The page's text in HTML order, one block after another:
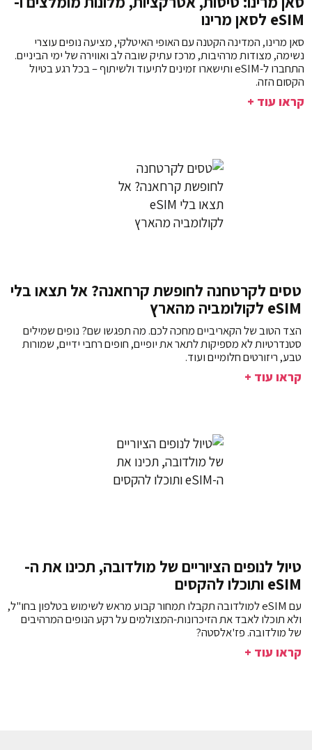
eSIM לסאן מרינו
סאן מרינו, המדינה הקטנה עם האופי האיטלקי, מציעה נופים עוצרי
נשימה, מצודות מרהיבות, מרכז עתיק שובה לב ואווירה של ימי הביניים.
התחברו ל-eSIM ותישארו זמינים לתיעוד ולשיתוף – בכל רגע בטיול
הקסום הזה.
קראו עוד +
טסים לקרטחנה לחופשת קרחאנה? אל תצאו בלי
eSIM לקולומביה מהארץ
הצד הטוב של הקאריביים מחכה לכם. מה תפגשו שם? נופים שמילים
סטנדרטיות לא מספיקות לתאר את יופיים, חופים רחבי ידיים, שמורות
טבע, ריזורטים חלומיים ועוד.
קראו עוד +
טיול לנופים הציוריים של מולדובה, תכינו את ה-
eSIM ותוכלו להקסים
עם eSIM למולדובה תקבלו תמחור קבוע מראש לשימוש בטלפון בחו"ל,
ולא תוכלו לאבד את הזיכרונות-המצולמים על רקע הנופים המרהיבים
של מולדובה. פז'אלסטה?
קראו עוד +